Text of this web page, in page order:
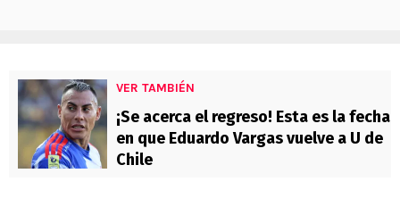
VER TAMBIÉN
¡Se acerca el regreso! Esta es la fecha
en que Eduardo Vargas vuelve a U de
Chile